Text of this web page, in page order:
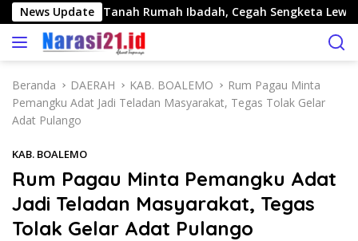
a
News Update
Sertifikasi Tanah Rumah Ibadah, Cegah Sengketa Lewat
Beranda DAERAH KAB. BOALEMO
Rum Pagau Minta
Pemangku Adat Jadi Teladan Masyarakat, Tegas Tolak Gelar
Adat Pulango
KAB. BOALEMO
Rum Pagau Minta Pemangku Adat
Jadi Teladan Masyarakat, Tegas
Tolak Gelar Adat Pulango